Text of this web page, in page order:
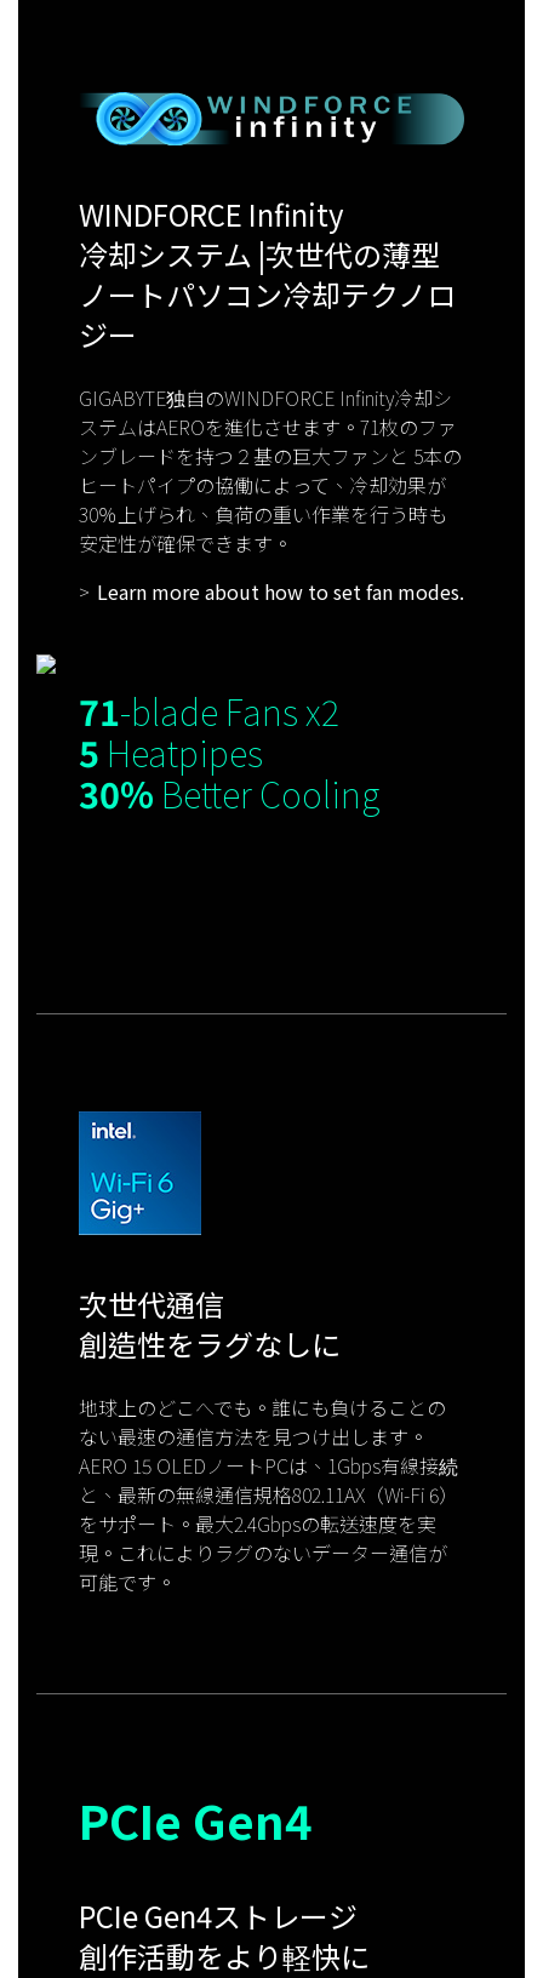
WINDFORCE Infinity
冷却システム |次世代の薄型
ノートパソコン冷却テクノロ
ジー
GIGABYTE独自のWINDFORCE Infinity冷却シ
ステムはAEROを進化させます。71枚のファ
ンブレードを持つ２基の巨大ファンと 5本の
ヒートパイプの協働によって、冷却効果が
30％ 上げられ、負荷の重い作業を行う時も
安定性が確保できます。
Learn more about how to set fan modes.
71-blade Fans x2
5 Heatpipes
30% Better Cooling
次世代通信
創造性をラグなしに
地球上のどこへでも。誰にも負けることの
ない最速の通信方法を見つけ出します。
AERO 15 OLEDノートPCは、1Gbps有線接続
と、最新の無線通信規格802.11AX（Wi-Fi 6）
をサポート。最大2.4Gbpsの転送速度を実
現。これによりラグのないデーター通信が
可能です。
PCIe Gen4
PCIe Gen4ストレージ
創作活動をより軽快に